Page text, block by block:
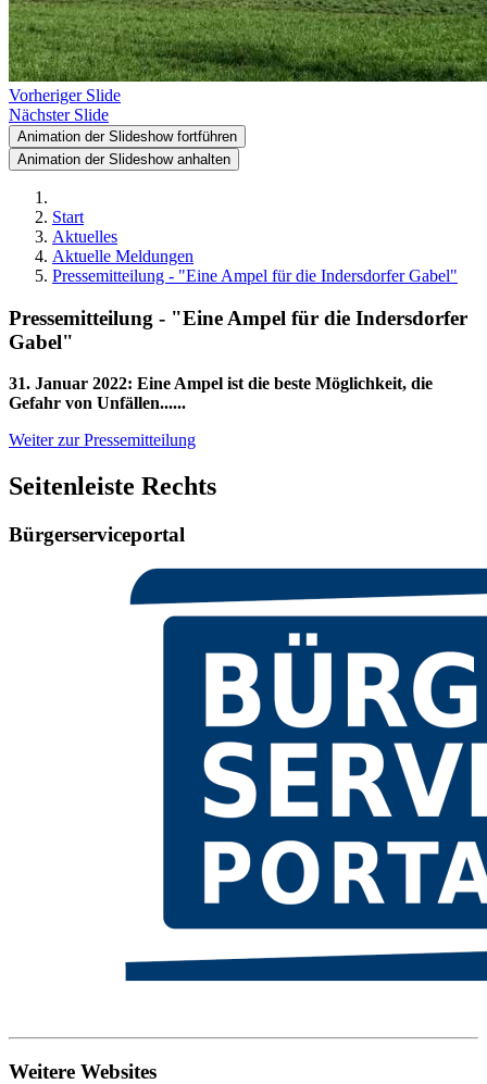
Vorheriger Slide
Nächster Slide
Animation der Slideshow fortführen
Animation der Slideshow anhalten
Start
Aktuelles
Aktuelle Meldungen
Pressemitteilung - "Eine Ampel für die Indersdorfer Gabel"
Pressemitteilung - "Eine Ampel für die Indersdorfer
Gabel"
31. Januar 2022: Eine Ampel ist die beste Möglichkeit, die
Gefahr von Unfällen......
Weiter zur Pressemitteilung
Seitenleiste Rechts
Bürgerserviceportal
Weitere Websites